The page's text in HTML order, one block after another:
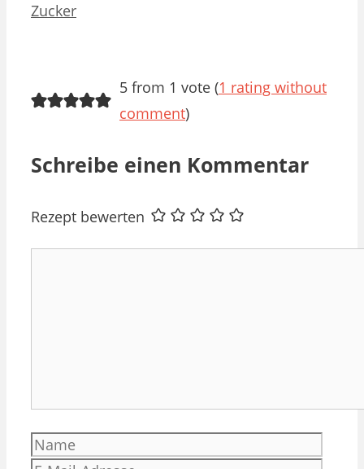
Zucker
5 from 1 vote (1 rating without
comment)
Schreibe einen Kommentar
Rezept bewerten
Name